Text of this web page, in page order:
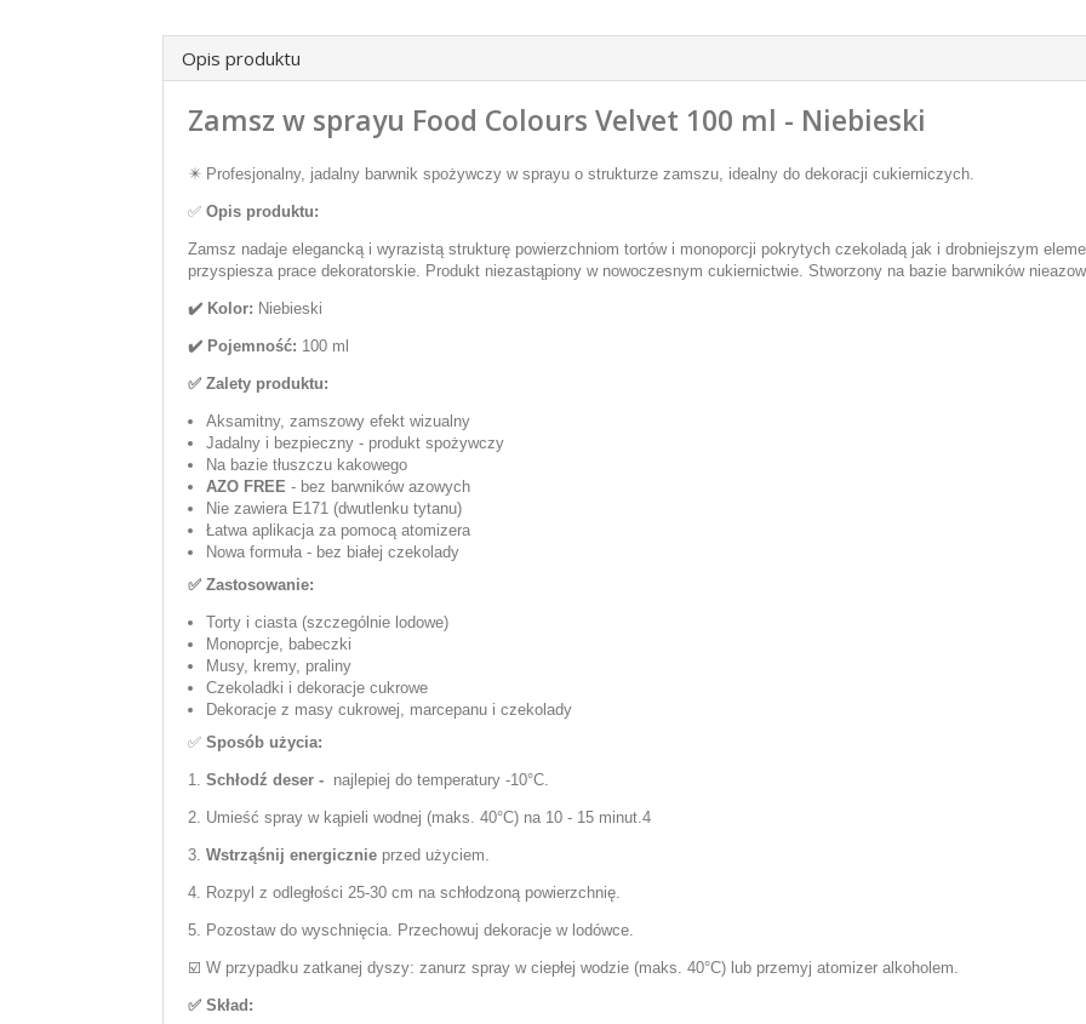
Opis produktu
Zamsz w sprayu Food Colours Velvet 100 ml - Niebieski
✴️ Profesjonalny, jadalny barwnik spożywczy w sprayu o strukturze zamszu, idealny do dekoracji cukierniczych.
✅Opis produktu:
Zamsz nadaje elegancką i wyrazistą strukturę powierzchniom tortów i monoporcji pokrytych czekoladą jak i drobniejszym
przyspiesza prace dekoratorskie. Produkt niezastąpiony w nowoczesnym cukiernictwie. Stworzony na bazie barwników
✔️ Kolor: Niebieski
✔️ Pojemność: 100 ml
✅ Zalety produktu:
Aksamitny, zamszowy efekt wizualny
Jadalny i bezpieczny - produkt spożywczy
Na bazie tłuszczu kakowego
AZO FREE - bez barwników azowych
Nie zawiera E171 (dwutlenku tytanu)
Łatwa aplikacja za pomocą atomizera
Nowa formuła - bez białej czekolady
✅ Zastosowanie:
Torty i ciasta (szczególnie lodowe)
Monoprcje, babeczki
Musy, kremy, praliny
Czekoladki i dekoracje cukrowe
Dekoracje z masy cukrowej, marcepanu i czekolady
✅ Sposób użycia:
1. Schłodź deser - najlepiej do temperatury -10°C.
2. Umieść spray w kąpieli wodnej (maks. 40°C) na 10 - 15 minut.4
3.Wstrząśnij energicznie przed użyciem.
4. Rozpyl z odległości 25-30 cm na schłodzoną powierzchnię.
5. Pozostaw do wyschnięcia. Przechowuj dekoracje w lodówce.
☑️ W przypadku zatkanej dyszy: zanurz spray w ciepłej wodzie (maks. 40°C) lub przemyj atomizer alkoholem.
✅ Skład: